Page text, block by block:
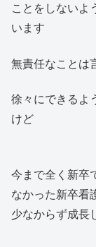
ことをしないよ
います
無責任なことは
徐々にできる
けど
今まで全く新卒
なかった新卒看
少なからず成長